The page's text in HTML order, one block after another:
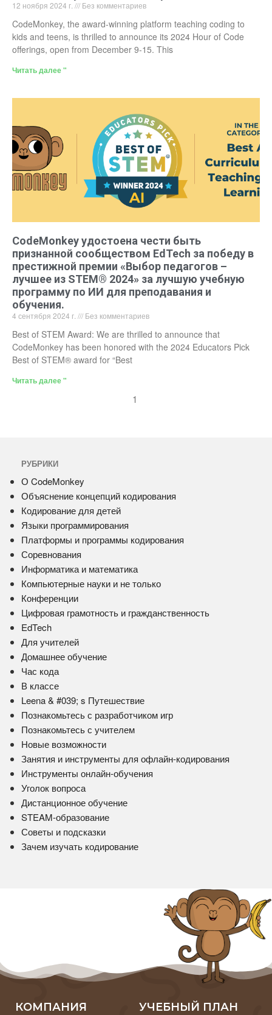
12 ноября 2024 г. Без комментариев
CodeMonkey, the award-winning platform teaching coding to
kids and teens, is thrilled to announce its 2024 Hour of Code
offerings, open from December 9-15. This
Читать далее "
CodeMonkey удостоена чести быть
признанной сообществом EdTech за победу в
престижной премии «Выбор педагогов –
лучшее из STEM® 2024» за лучшую учебную
программу по ИИ для преподавания и
обучения.
4 сентября 2024 г. Без комментариев
Best of STEM Award: We are thrilled to announce that
CodeMonkey has been honored with the 2024 Educators Pick
Best of STEM® award for “Best
Читать далее "
1
РУБРИКИ
О CodeMonkey
Объяснение концепций кодирования
Кодирование для детей
Языки программирования
Платформы и программы кодирования
Соревнования
Информатика и математика
Компьютерные науки и не только
Конференции
Цифровая грамотность и гражданственность
EdTech
Для учителей
Домашнее обучение
Час кода
В классе
Leena & #039; s Путешествие
Познакомьтесь с разработчиком игр
Познакомьтесь с учителем
Новые возможности
Занятия и инструменты для офлайн-кодирования
Инструменты онлайн-обучения
Уголок вопроса
Дистанционное обучение
STEAM-образование
Советы и подсказки
Зачем изучать кодирование
КОМПАНИЯ УЧЕБНЫЙ ПЛАН